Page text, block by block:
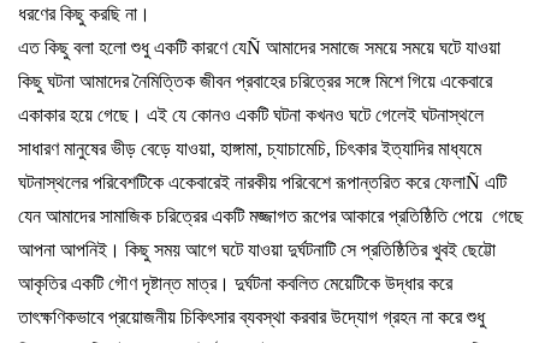
ধরণের কিছু করছি না।
এত কিছু বলা হলো শুধু একটি কারণে যেÑ আমাদের সমাজে সময়ে সময়ে ঘটে যাওয়া
কিছু ঘটনা আমাদের নৈমিত্তিক জীবন প্রবাহের চরিত্রের সঙ্গে মিশে গিয়ে একেবারে
একাকার হয়ে গেছে। এই যে কোনও একটি ঘটনা কখনও ঘটে গেলেই ঘটনাস্থলে
সাধারণ মানুষের ভীড় বেড়ে যাওয়া, হাঙ্গামা,চ্যাচামেচি, চিৎকার ইত্যাদির মাধ্যমে
ঘটনাস্থলের পরিবেশটিকে একেবারেই নারকীয় পরিবেশে রূপান্তরিত করে ফেলাÑ এটি
যেন আমাদের সামাজিক চরিত্রের একটি মজ্জাগত রূপের আকারে প্রতিষ্ঠিতি পেয়ে গেছে
আপনা আপনিই। কিছু সময় আগে ঘটে যাওয়া দুর্ঘটনাটি সে প্রতিষ্ঠিতির খুবই ছেট্টো
আকৃতির একটি গৌণ দৃষ্টান্ত মাত্র। দুর্ঘটনা কবলিত মেয়েটিকে উদ্ধার করে
তাৎক্ষণিকভাবে প্রয়োজনীয় চিকিৎসার ব্যবস্থা করবার উদ্যোগ গ্রহন না করে শুধু